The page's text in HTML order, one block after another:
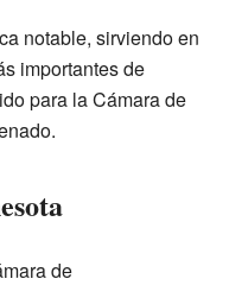
notable, sirviendo en
importantes de
para la Cámara de
de